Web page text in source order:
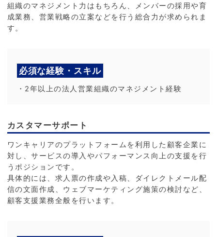
組織のマネジメント力はもちろん、メンバーの採用や育
成業務、営業戦略の立案などを行う総合力が求められま
す。
必須な経験・スキル
・2年以上の法人営業組織のマネジメント経験
カスタマーサポート
ワンキャリアのプラットフォームを利用した顧客企業に
対し、サービスの導入やパフォーマンス向上の支援を行
うポジションです。
具体的には、求人票の作成や入稿、ダイレクトメール配
信の文面作成、ウェブマーケティング施策の検討など、
顧客支援業務全般を行います。